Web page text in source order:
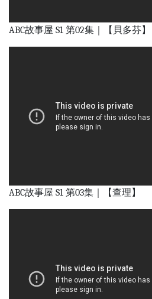
ABC故事屋 S1 第02集｜【貝多芬】
ABC故事屋 S1 第03集｜【查理】